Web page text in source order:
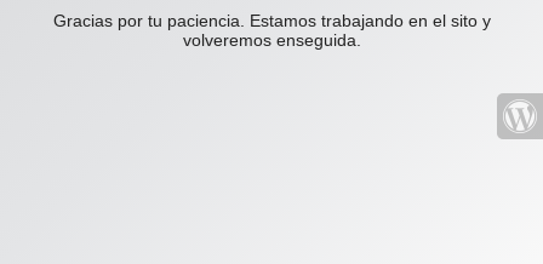
Gracias por tu paciencia. Estamos trabajando en el sito y
volveremos enseguida.